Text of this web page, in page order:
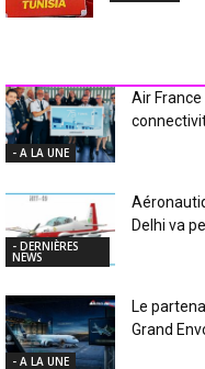
- A LA UNE
Air
- DERNIÈRES
NEWS
Delhi va
- A LA UNE
Le
Grand